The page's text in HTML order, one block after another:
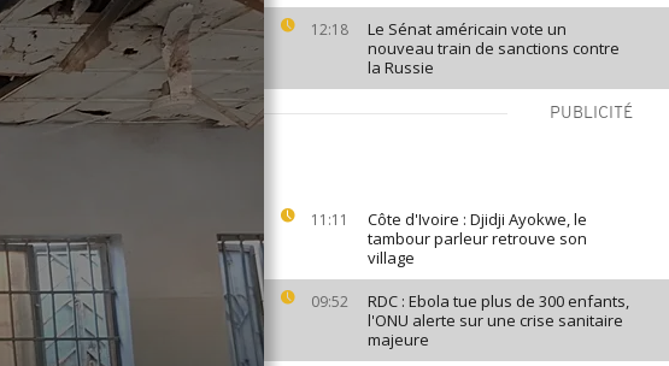
12:18
Le Sénat américain vote un
nouveau train de sanctions contre
la Russie
PUBLICITÉ
11:11
Côte d'Ivoire : Djidji Ayokwe, le
tambour parleur retrouve son
village
09:52
RDC : Ebola tue plus de 300 enfants,
l'ONU alerte sur une crise sanitaire
majeure